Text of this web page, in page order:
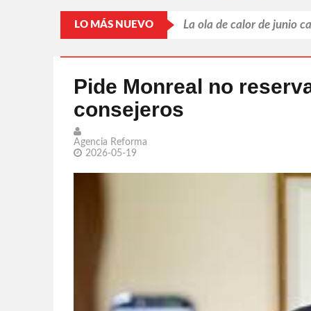
LO MÁS NUEVO La ola de calor de junio
China denuncia
Pide Monreal no
consejeros
Agencia Reforma
2026-05-19